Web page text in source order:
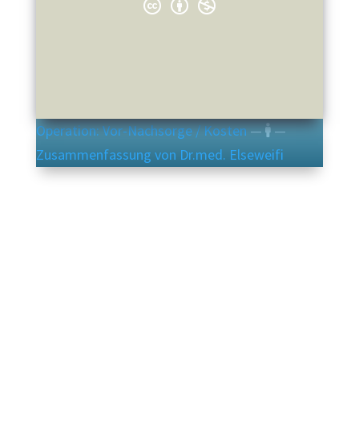
Operation: Vor-Nachsorge / Kosten— —
Zusammenfassung von Dr.med. Elseweifi